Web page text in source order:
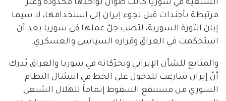
الشيعية في سوريا كانت طوال تواجدها محدودة وغير
مرتبطة بأجندات قبل لجوء إيران إلى استخدامها، لا سيما
إبان الثورة السورية، لتصب جلّ عملها في سوريا بعد أن
استحكمت في العراق وقراره السياسي والعسكري.
والمتابع للشأن الإيراني وتحرّكاته في سوريا والعراق يُدرك
أنّ إيران سارعت للدخول على الخط في انتشال النظام
السوري من مستنقع السقوط إتماماً للهلال الشيعي